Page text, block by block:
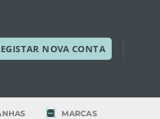
NOVA CONTA
MARCAS